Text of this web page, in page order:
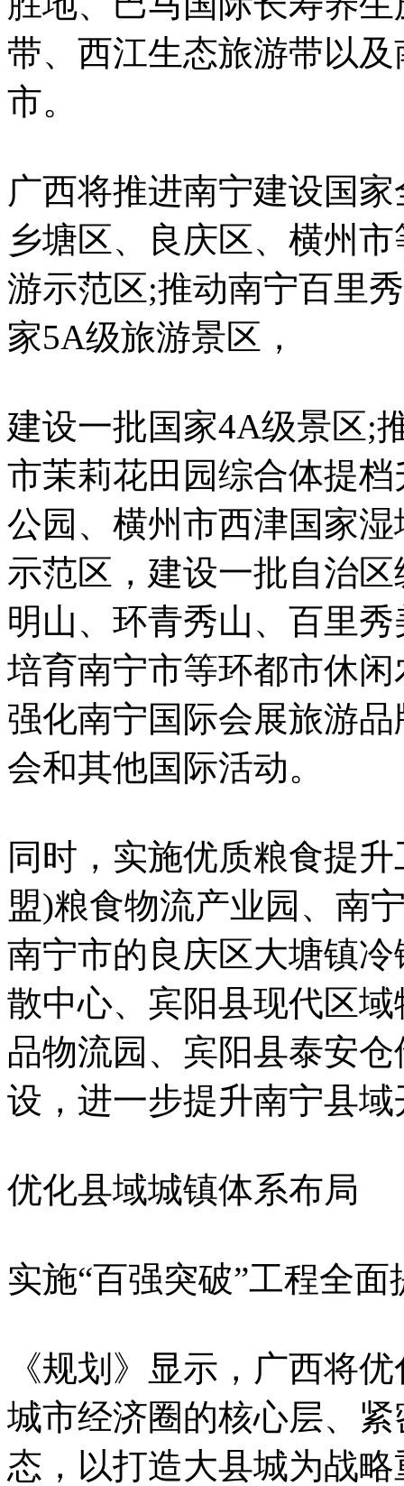
带、西江生态旅游带以
市。
广西将推进南宁建设国
乡塘区、良庆区、横州
游示范区;推动南宁百里
家5A级旅游景区，
建设一批国家4A级景区;
市茉莉花田园综合体提
公园、横州市西津国家
示范区，建设一批自治
明山、环青秀山、百里
培育南宁市等环都市休
强化南宁国际会展旅游
会和其他国际活动。
同时，实施优质粮食提
盟)粮食物流产业园、南
南宁市的良庆区大塘镇
散中心、宾阳县现代区
品物流园、宾阳县泰安
设，进一步提升南宁县
优化县域城镇体系布局
实施“百强突破”工程全
《规划》显示，广西将
城市经济圈的核心层、
态，以打造大县城为战